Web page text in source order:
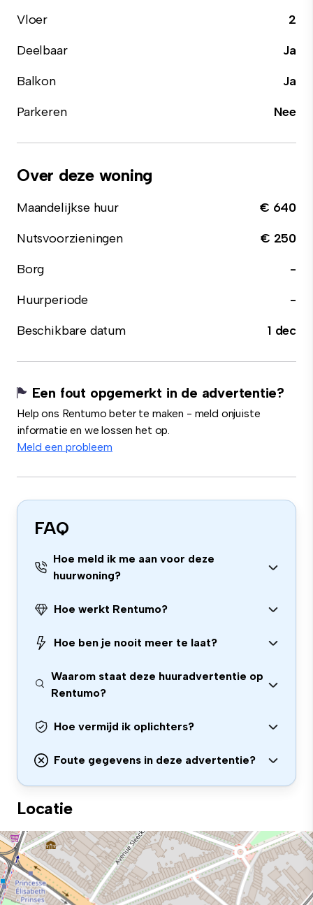
Vloer
2
Deelbaar
Ja
Balkon
Ja
Parkeren
Nee
Over deze woning
Maandelijkse huur
€ 640
Nutsvoorzieningen
€ 250
Borg
-
Huurperiode
-
Beschikbare datum
1 dec
Een fout opgemerkt in de advertentie?
Help ons Rentumo beter te maken - meld onjuiste
informatie en we lossen het op.
Meld een probleem
FAQ
Hoe meld ik me aan voor deze
huurwoning?
Hoe werkt Rentumo?
Hoe ben je nooit meer te laat?
Waarom staat deze huuradvertentie op
Rentumo?
Hoe vermijd ik oplichters?
Foute gegevens in deze advertentie?
Locatie